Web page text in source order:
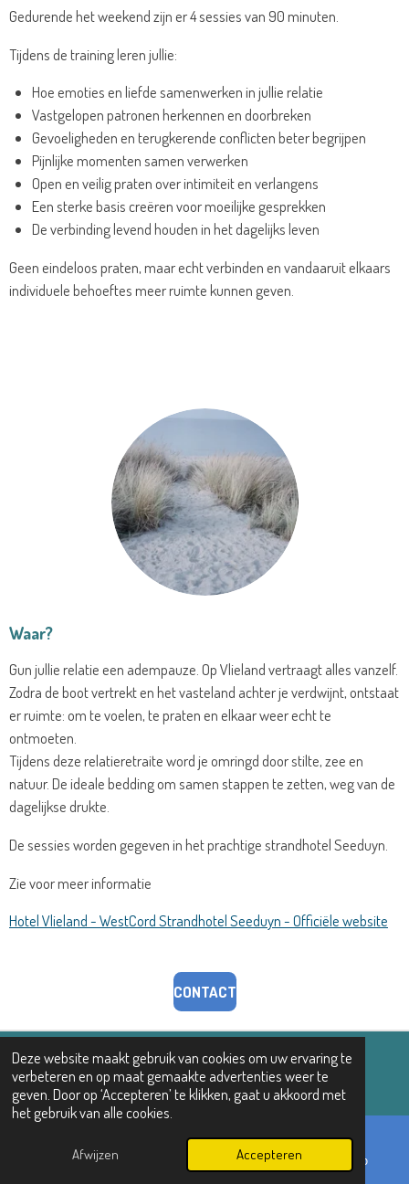
Deze website maakt gebruik van cookies om uw ervaring te
verbeteren en op maat gemaakte advertenties weer te
geven. Door op ‘Accepteren’ te klikken, gaat u akkoord met
het gebruik van alle cookies.
Afwijzen Accepteren
Gedurende het weekend zijn er 4 sessies van 90 minuten.
Tijdens de training leren jullie:
Hoe emoties en liefde samenwerken in jullie relatie
Vastgelopen patronen herkennen en doorbreken
Gevoeligheden en terugkerende conflicten beter begrijpen
Pijnlijke momenten samen verwerken
Open en veilig praten over intimiteit en verlangens
Een sterke basis creëren voor moeilijke gesprekken
De verbinding levend houden in het dagelijks leven
Geen eindeloos praten, maar echt verbinden en vandaaruit elkaars
individuele behoeftes meer ruimte kunnen geven.
Waar?
Gun jullie relatie een adempauze. Op Vlieland vertraagt alles vanzelf.
Zodra de boot vertrekt en het vasteland achter je verdwijnt, ontstaat
er ruimte: om te voelen, te praten en elkaar weer echt te
ontmoeten.
Tijdens deze relatieretraite word je omringd door stilte, zee en
natuur. De ideale bedding om samen stappen te zetten, weg van de
dagelijkse drukte.
De sessies worden gegeven in het prachtige strandhotel Seeduyn.
Zie voor meer informatie
Hotel Vlieland - WestCord Strandhotel Seeduyn - Officiële website
CONTACT
© 2025 femkeboomsmarelatietherapie
Powered by JouwWeb
E-mailadres Telefoonnummer WhatsApp